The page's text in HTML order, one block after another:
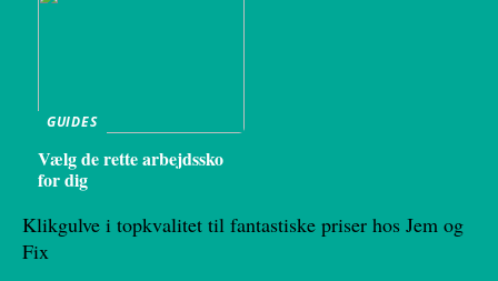
GUIDES
Vælg de rette arbejdssko
for dig
Klikgulve i topkvalitet til fantastiske priser hos Jem og
Fix